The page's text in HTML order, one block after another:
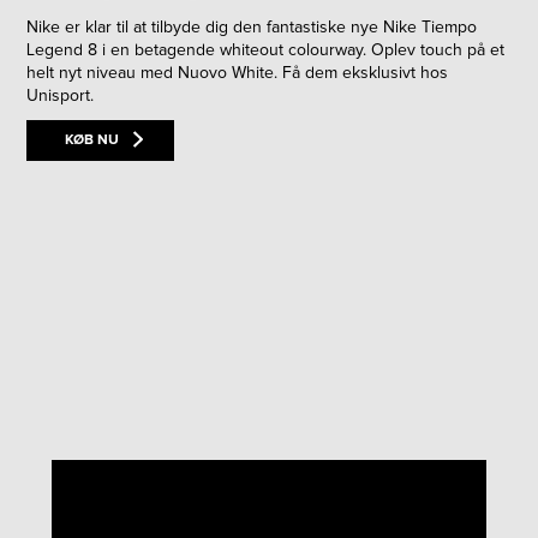
Nike er klar til at tilbyde dig den fantastiske nye Nike Tiempo
Legend 8 i en betagende whiteout colourway. Oplev touch på et
helt nyt niveau med Nuovo White. Få dem eksklusivt hos
Unisport.
KØB NU